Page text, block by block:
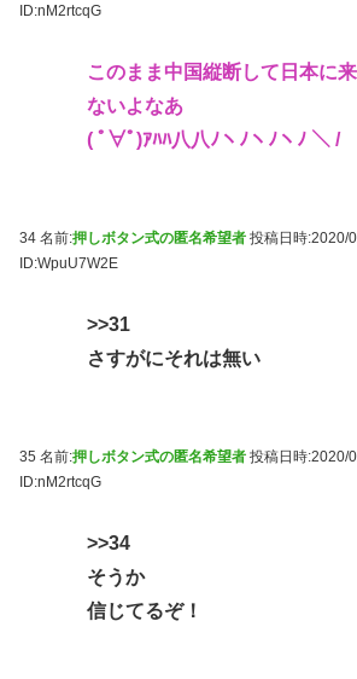
ID:nM2rtcqG
このまま中国縦断して日本に
ないよなあ
( ﾟ∀ﾟ)ｱﾊﾊ八八ﾉヽﾉヽﾉヽﾉ
34 名前:押しボタン式の匿名希望者 投稿日時:2020/
ID:WpuU7W2E
>>31
さすがにそれは無い
35 名前:押しボタン式の匿名希望者 投稿日時:2020/
ID:nM2rtcqG
>>34
そうか
信じてるぞ！